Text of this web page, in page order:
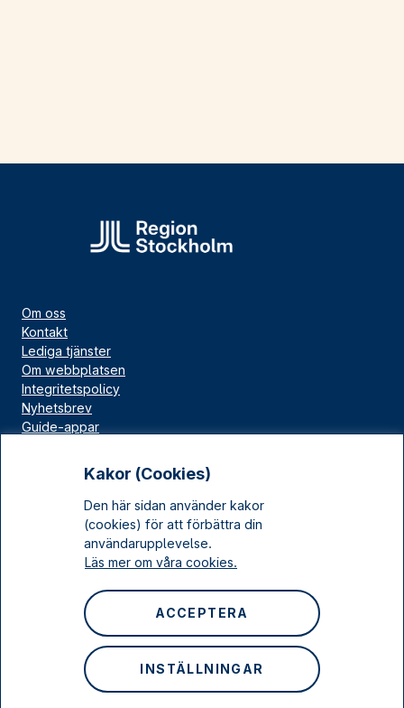
Kakor (Cookies)
Den här sidan använder kakor
(cookies) för att förbättra din
användarupplevelse.
Läs mer om våra cookies.
INSTÄLLNINGAR
ACCEPTERA
Om oss
Kontakt
Lediga tjänster
Om webbplatsen
Integritetspolicy
Nyhetsbrev
Guide-appar
Kulturarv Stockholm
Sociala medier
Instagram
LinkedIn
YouTube